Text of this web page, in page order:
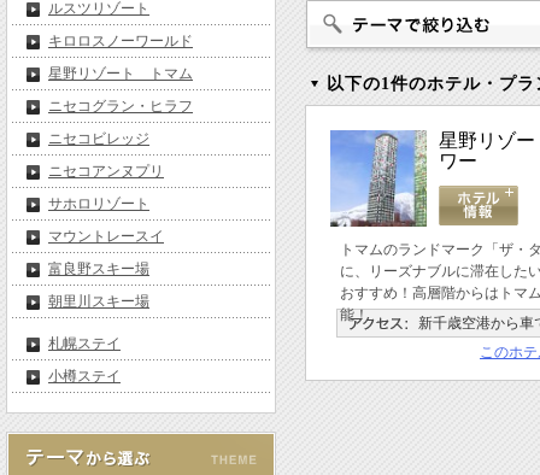
以下の1件のホテル・プラ
星野リゾ
ワー
トマムのランドマーク「ザ・
に、リーズナブルに滞在した
おすすめ！高層階からはトマ
能！
新千歳空港から車
このホ
ルスツリゾート
キロロスノーワールド
星野リゾート トマム
ニセコグラン・ヒラフ
ニセコビレッジ
ニセコアンヌプリ
サホロリゾート
マウントレースイ
富良野スキー場
朝里川スキー場
札幌ステイ
小樽ステイ